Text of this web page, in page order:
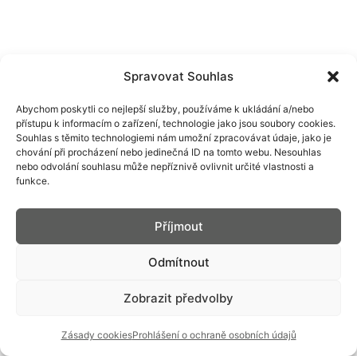
Spravovat Souhlas
Abychom poskytli co nejlepší služby, používáme k ukládání a/nebo
přístupu k informacím o zařízení, technologie jako jsou soubory cookies.
Souhlas s těmito technologiemi nám umožní zpracovávat údaje, jako je
chování při procházení nebo jedinečná ID na tomto webu. Nesouhlas
nebo odvolání souhlasu může nepříznivě ovlivnit určité vlastnosti a
funkce.
Příjmout
Odmítnout
Zobrazit předvolby
Zásady cookiesProhlášení o ochraně osobních údajů